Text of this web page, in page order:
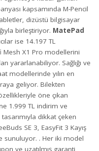
kapsamında M-Pencil
dizüstü bilgisayar
birleştiriyor. MatePad
ise 14.197 TL
Mesh X1 Pro modellerini
yararlanabiliyor. Sağlığı ve
modellerinde yılın en
geliyor. Bilekten
öne çıkan
1.999 TL indirim ve
dikkat çeken
SE 3, EasyFit 3 Kayış
sunuluyor. . Her iki model
ve uzatılmış garanti